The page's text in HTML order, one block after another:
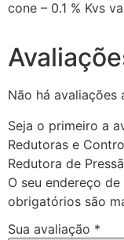
cone – 0.1 % Kvs
Não há avaliações
Seja o primeiro a
Redutoras e
Redutora de
O seu endereço
obrigatórios são
Sua avaliação *